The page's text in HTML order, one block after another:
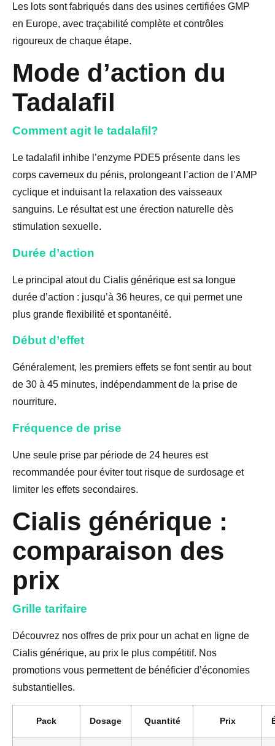
Les lots sont fabriqués dans des usines certifiées GMP
en Europe, avec traçabilité complète et contrôles
rigoureux de chaque étape.
Mode d’action du
Tadalafil
Comment agit le tadalafil?
Le tadalafil inhibe l’enzyme PDE5 présente dans les
corps caverneux du pénis, prolongeant l’action de l’AMP
cyclique et induisant la relaxation des vaisseaux
sanguins. Le résultat est une érection naturelle dès
stimulation sexuelle.
Durée d’action
Le principal atout du Cialis générique est sa longue
durée d’action : jusqu’à 36 heures, ce qui permet une
plus grande flexibilité et spontanéité.
Début d’effet
Généralement, les premiers effets se font sentir au bout
de 30 à 45 minutes, indépendamment de la prise de
nourriture.
Fréquence de prise
Une seule prise par période de 24 heures est
recommandée pour éviter tout risque de surdosage et
limiter les effets secondaires.
Cialis générique :
comparaison des
prix
Grille tarifaire
Découvrez nos offres de prix pour un achat en ligne de
Cialis générique, au prix le plus compétitif. Nos
promotions vous permettent de bénéficier d’économies
substantielles.
Pack Dosage Quantité Prix